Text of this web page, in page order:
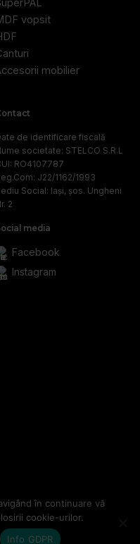
vopsit
mobilier
de identificare fiscală
societate: STELCO S.R.L
RO4107787
J22/1162/1993
Social: Iași, șos. Ungheni
2
media
Facebook
Instagram
în continuare vă
cookie-urilor.
Info GDPR